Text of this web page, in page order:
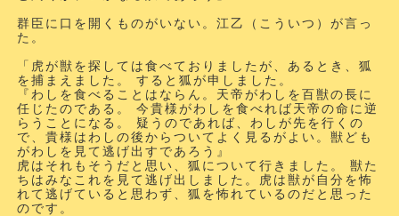
群臣に口を開くものがいない。江乙（こういつ）が言っ
た。
「虎が獣を探しては食べておりましたが、あるとき、狐
を捕まえました。 すると狐が申しました。
『わしを食べることはならん。天帝がわしを百獣の長に
任じたのである。 今貴様がわしを食べれば天帝の命に逆
らうことになる。 疑うのであれば、わしが先を行くの
で、貴様はわしの後からついてよく見るがよい。獣ども
がわしを見て逃げ出すであろう』
虎はそれもそうだと思い、狐について行きました。 獣た
ちはみなこれを見て逃げ出しました。虎は獣が自分を怖
れて逃げていると思わず、狐を怖れているのだと思った
のです。